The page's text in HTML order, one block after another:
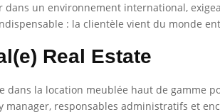
dans un environnement international,
: la clientèle vient du monde
Real Estate
la location meublée haut de gamme
responsables administratifs et